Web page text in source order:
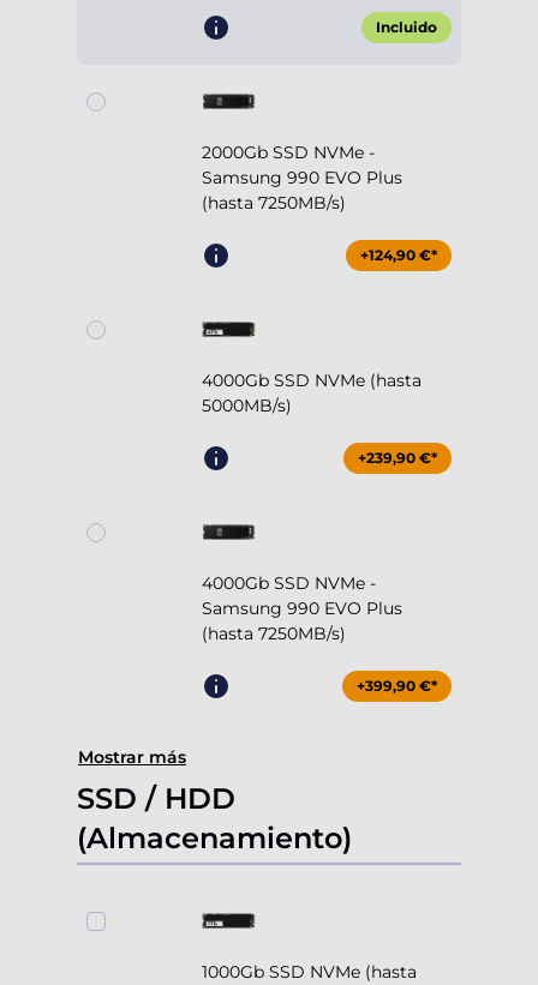
Incluido
2000Gb SSD NVMe -
Samsung 990 EVO Plus
(hasta 7250MB/s)
+124,90 €*
4000Gb SSD NVMe (hasta
5000MB/s)
+239,90 €*
4000Gb SSD NVMe -
Samsung 990 EVO Plus
(hasta 7250MB/s)
+399,90 €*
Mostrar más
SSD / HDD
(Almacenamiento)
1000Gb SSD NVMe (hasta